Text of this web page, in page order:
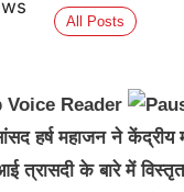
All Posts
हर्ष महाजन ने
त्रासदी के बारे में